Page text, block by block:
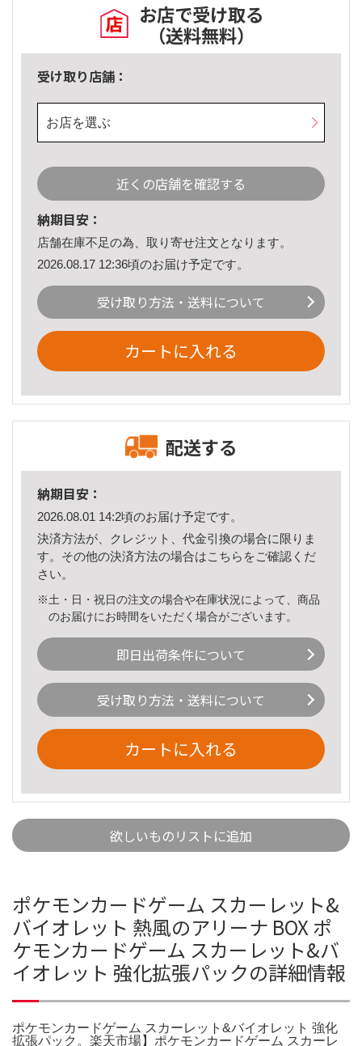
お店で受け取る
（送料無料）
受け取り店舗：
お店を選ぶ
近くの店舗を確認する
納期目安：
店舗在庫不足の為、取り寄せ注文となります。
2026.08.17 12:36頃のお届け予定です。
受け取り方法・送料について
カートに入れる
配送する
納期目安：
2026.08.01 14:2頃のお届け予定です。
決済方法が、クレジット、代金引換の場合に限りま
す。その他の決済方法の場合はこちら をご確認くだ
さい。
※土・日・祝日の注文の場合や在庫状況によって、商品
のお届けにお時間をいただく場合がございます。
即日出荷条件について
受け取り方法・送料について
カートに入れる
欲しいものリストに追加
ポケモンカードゲーム スカーレット&
バイオレット 熱風のアリーナ BOX ポ
ケモンカードゲーム スカーレット&バ
イオレット 強化拡張パックの詳細情報
ポケモンカードゲーム スカーレット&バイオレット 強化
拡張パック。楽天市場】ポケモンカードゲーム スカーレ